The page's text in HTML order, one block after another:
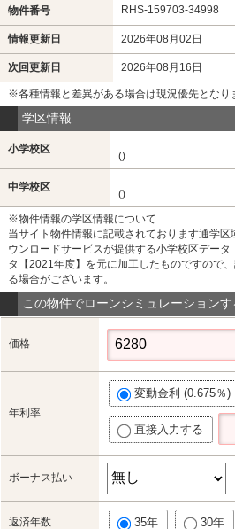
物件番号 RHS-159703-34998
情報更新日 2026年08月02日
次回更新日 2026年08月16日
※各種情報と差異がある場合は現況優先となり
学区情報
小学校区
()
中学校区
()
※物件情報の学区情報について
当サイト物件情報に記載されております通学
ウンロードサービスが提供する小学校区デー
タ【2021年度】を元に加工したものですので
る場合がございます。
この物件でローンシミュレーションす
価格
年利率
変動金利 (0.675％)
直接入力する
ボーナス払い
返済年数 35年 30年